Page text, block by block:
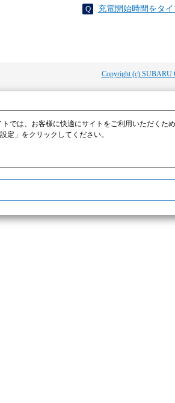
充電開始時間をタ
Copyright (c) SUBARU
では、お客様に快適にサイトをご利用いただく
定」をクリックしてください。​